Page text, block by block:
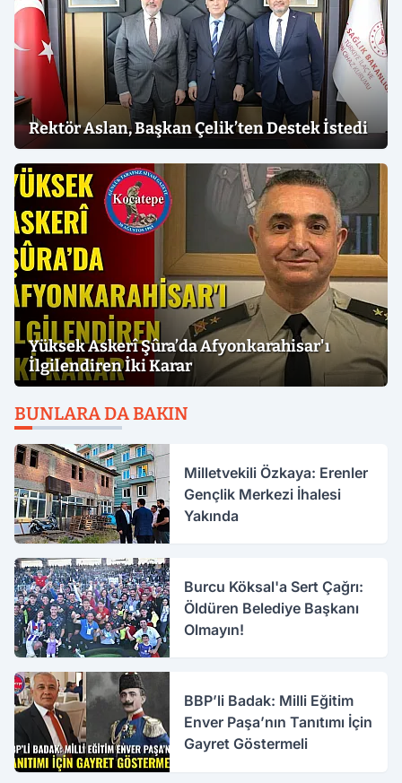
Rektör Aslan, Başkan Çelik’ten Destek İstedi
Yüksek Askerî Şûra’da Afyonkarahisar'ı
İlgilendiren İki Karar
BUNLARA DA BAKIN
Milletvekili Özkaya: Erenler
Gençlik Merkezi İhalesi
Yakında
Burcu Köksal'a Sert Çağrı:
Öldüren Belediye Başkanı
Olmayın!
BBP’li Badak: Milli Eğitim
Enver Paşa’nın Tanıtımı İçin
Gayret Göstermeli